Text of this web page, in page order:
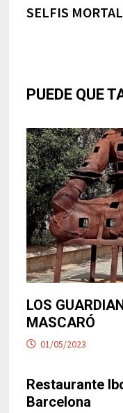
de
SELFIS
PUEDE QUE
LOS
MASCARÓ
01/05/2023
Restaurante
Barcelona